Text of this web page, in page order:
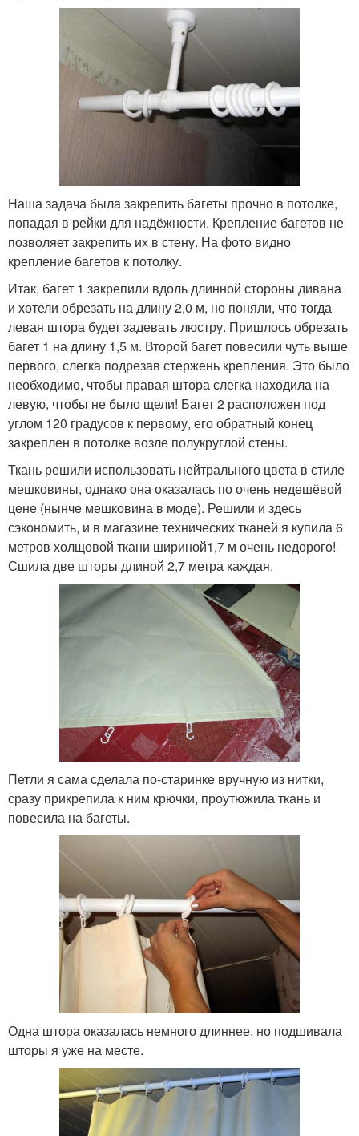
Наша задача была закрепить багеты прочно в потолке,
попадая в рейки для надёжности. Крепление багетов не
позволяет закрепить их в стену. На фото видно
крепление багетов к потолку.
Итак, багет 1 закрепили вдоль длинной стороны дивана
и хотели обрезать на длину 2,0 м, но поняли, что тогда
левая штора будет задевать люстру. Пришлось обрезать
багет 1 на длину 1,5 м. Второй багет повесили чуть выше
первого, слегка подрезав стержень крепления. Это было
необходимо, чтобы правая штора слегка находила на
левую, чтобы не было щели! Багет 2 расположен под
углом 120 градусов к первому, его обратный конец
закреплен в потолке возле полукруглой стены.
Ткань решили использовать нейтрального цвета в стиле
мешковины, однако она оказалась по очень недешёвой
цене (нынче мешковина в моде). Решили и здесь
сэкономить, и в магазине технических тканей я купила 6
метров холщовой ткани шириной1,7 м очень недорого!
Сшила две шторы длиной 2,7 метра каждая.
Петли я сама сделала по-старинке вручную из нитки,
сразу прикрепила к ним крючки, проутюжила ткань и
повесила на багеты.
Одна штора оказалась немного длиннее, но подшивала
шторы я уже на месте.